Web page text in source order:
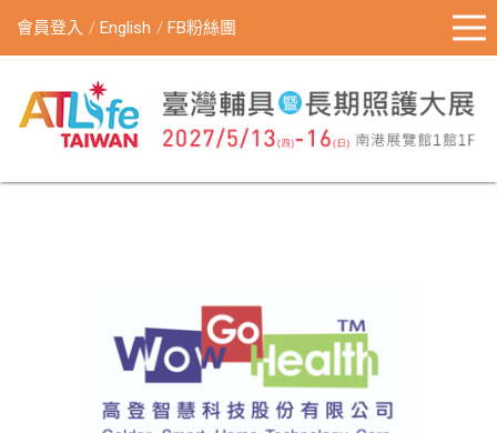
會員登入 English FB粉絲團